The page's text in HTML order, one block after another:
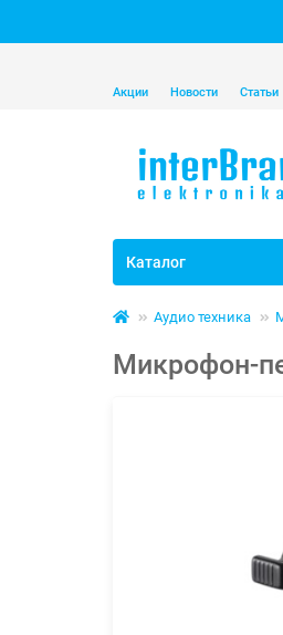
Акции Новости Статьи
Каталог
Аудио техника
Микрофон-